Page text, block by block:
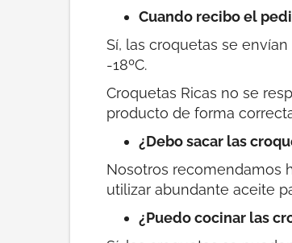
Cuando recibo el
Sí, las croquetas se
-18ºC.
Croquetas Ricas no se
producto de forma
¿Debo sacar las
Nosotros recomendamos
utilizar abundante aceite
¿Puedo cocinar las